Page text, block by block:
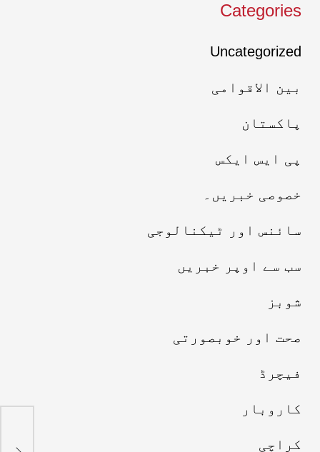
Categories
Uncategorized
بین الاقوامی
پاکستان
پی ایس ایکس
خصوصی خبریں۔
سائنس اور ٹیکنالوجی
سب سے اوپر خبریں
شوبز
صحت اور خوبصورتی
فیچرڈ
کاروبار
کراچی